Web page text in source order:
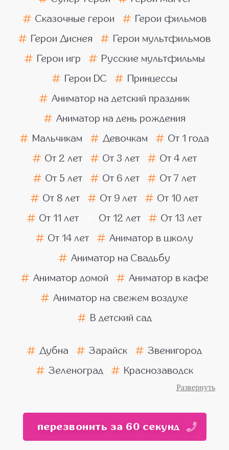
Сказочные герои
Герои фильмов
Герои Диснея
Герои мультфильмов
Герои игр
Русские мультфильмы
Герои DC
Принцессы
Аниматор на детский праздник
Аниматор на день рождения
Мальчикам
Девочкам
От 1 года
От 2 лет
От 3 лет
От 4 лет
От 5 лет
От 6 лет
От 7 лет
От 8 лет
От 9 лет
От 10 лет
От 11 лет
От 12 лет
От 13 лет
От 14 лет
Аниматор в школу
Аниматор на Свадьбу
Аниматор домой
Аниматор в кафе
Аниматор на свежем воздухе
В детский сад
Дубна Зарайск
Звенигород
Зеленоград
Краснозаводск
Подольск
Балашиха
Химки
Люберцы
Красногорск
Мытищи
Бронницы
перезвонить за 60 секунд